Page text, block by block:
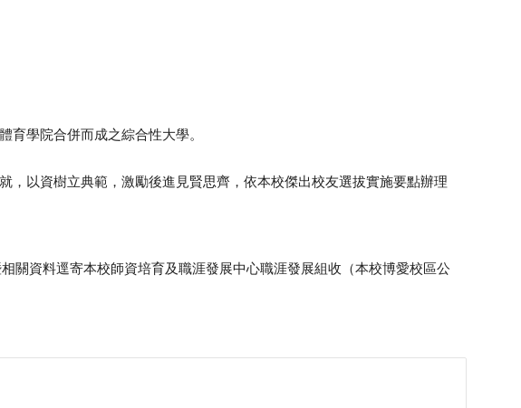
學院合併而成之綜合性大學。
，以資樹立典範，激勵後進見賢思齊，依本校傑出校友選拔實施要點辦理
關資料逕寄本校師資培育及職涯發展中心職涯發展組收（本校博愛校區公